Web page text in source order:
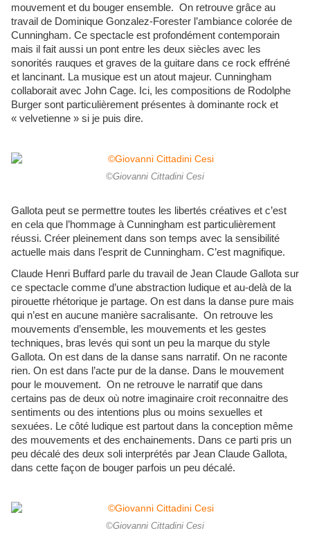
mouvement et du bouger ensemble. On retrouve grâce au
travail de Dominique Gonzalez-Forester l’ambiance colorée de
Cunningham. Ce spectacle est profondément contemporain
mais il fait aussi un pont entre les deux siècles avec les
sonorités rauques et graves de la guitare dans ce rock effréné
et lancinant. La musique est un atout majeur. Cunningham
collaborait avec John Cage. Ici, les compositions de Rodolphe
Burger sont particulièrement présentes à dominante rock et
« velvetienne » si je puis dire.
©Giovanni Cittadini Cesi
Gallota peut se permettre toutes les libertés créatives et c’est
en cela que l’hommage à Cunningham est particulièrement
réussi. Créer pleinement dans son temps avec la sensibilité
actuelle mais dans l’esprit de Cunningham. C’est magnifique.
Claude Henri Buffard parle du travail de Jean Claude Gallota sur
ce spectacle comme d’une abstraction ludique et au-delà de la
pirouette rhétorique je partage. On est dans la danse pure mais
qui n’est en aucune manière sacralisante. On retrouve les
mouvements d’ensemble, les mouvements et les gestes
techniques, bras levés qui sont un peu la marque du style
Gallota. On est dans de la danse sans narratif. On ne raconte
rien. On est dans l’acte pur de la danse. Dans le mouvement
pour le mouvement. On ne retrouve le narratif que dans
certains pas de deux où notre imaginaire croit reconnaitre des
sentiments ou des intentions plus ou moins sexuelles et
sexuées. Le côté ludique est partout dans la conception même
des mouvements et des enchainements. Dans ce parti pris un
peu décalé des deux soli interprétés par Jean Claude Gallota,
dans cette façon de bouger parfois un peu décalé.
©Giovanni Cittadini Cesi